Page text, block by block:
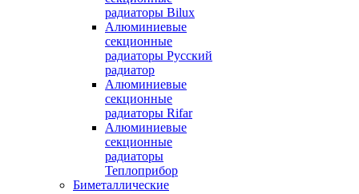
радиаторы Bilux
Алюминиевые
секционные
радиаторы Русский
радиатор
Алюминиевые
секционные
радиаторы Rifar
Алюминиевые
секционные
радиаторы
Теплоприбор
Биметаллические